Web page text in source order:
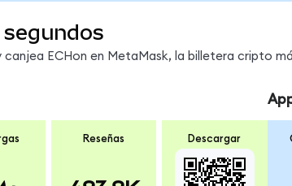
ECHon en MetaMask, la billetera cripto
Reseñas Descargar